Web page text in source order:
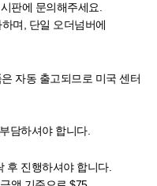
판에 문의해주세요
며 단일 오더넘버에
자동 출고되므로 미국 센터
담하셔야 합니다.
후 진행하셔야 합니다.